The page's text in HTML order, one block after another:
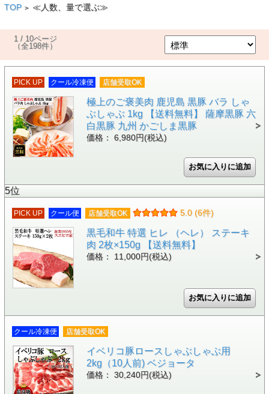
TOP > ≪人数、量で選ぶ≫
1 / 10ページ
（全198件）
PICK UP クール冷凍便 店舗受取OK
極上のご褒美肉 鹿児島 黒豚 バラ しゃ
ぶしゃぶ 1kg 【送料無料】 薩摩黒豚 六
白黒豚 九州 かごしま黒豚
価格： 6,980円(税込)
5位
PICK UP クール便 店舗受取OK 5.0 (6件)
黒毛和牛 特選 ヒレ （ヘレ） ステーキ
肉 2枚×150g 【送料無料】
価格： 11,000円(税込)
クール冷凍便 店舗受取OK
イベリコ豚ロースしゃぶしゃぶ用
2kg（10人前) ベジョータ
価格： 30,240円(税込)